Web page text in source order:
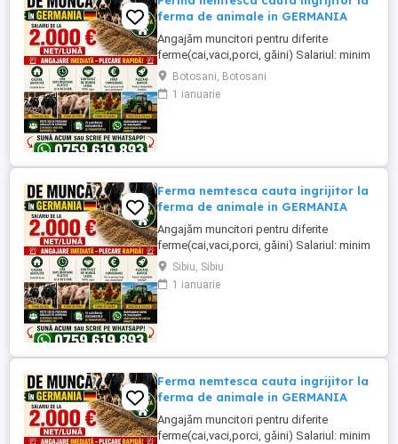
ferma de animale in GERMANIA
Angajăm muncitori pentru diferite
ferme(cai,vaci,porci, găini) Salariul: minim
1800 net( poate crește în funcție de
experiența) Cazare și utilități gratuite!
Căutam persoane serioase și motivate
Botosani, Botosani
1 ianuarie
Ferma nemtesca cauta ingrijitor la
ferma de animale in GERMANIA
Angajăm muncitori pentru diferite
ferme(cai,vaci,porci, găini) Salariul: minim
1800 net( poate crește în funcție de
experiența) Cazare și utilități gratuite!
Căutam persoane serioase și motivate
Sibiu, Sibiu
1 ianuarie
Ferma nemtesca cauta ingrijitor la
ferma de animale in GERMANIA
Angajăm muncitori pentru diferite
ferme(cai,vaci,porci, găini) Salariul: minim